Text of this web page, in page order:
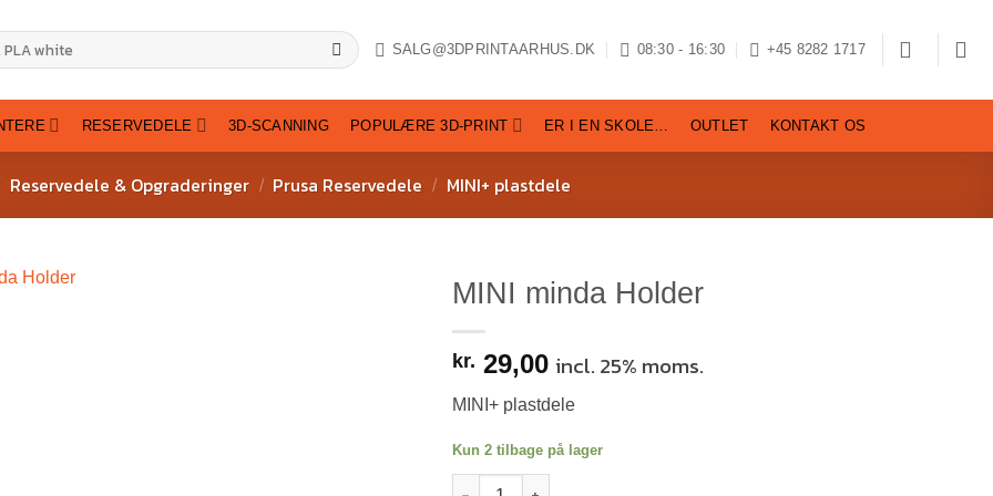
SALG@3DPRINTAARHUS.DK 08:30 - 16:30 +45 8282 1717
RESERVEDELE 3D-SCANNING POPULÆRE 3D-PRINT ER I EN SKOLE… OUTLET KONTAKT OS
Reservedele & Opgraderinger / Prusa Reservedele / MINI+ plastdele
MINI minda Holder
kr. 29,00 incl. 25% moms.
MINI+ plastdele
Kun 2 tilbage på lager
MINI minda Holder antal